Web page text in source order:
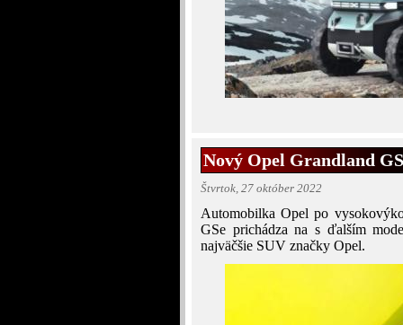
Nový Opel Grandland
Štvrtok, 27 október 2022
Automobilka Opel po
GSe prichádza na s ďalším
najväčšie SUV značky Opel.